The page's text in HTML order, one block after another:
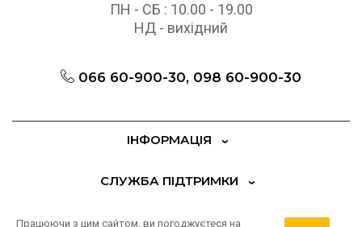
ПН - СБ : 10.00 - 19.00
НД - вихідний
066 60-900-30, 098 60-900-30
ІНФОРМАЦІЯ
СЛУЖБА ПІДТРИМКИ
ДОДАТКОВО
Працюючи з цим сайтом, ви погоджуєтеся на